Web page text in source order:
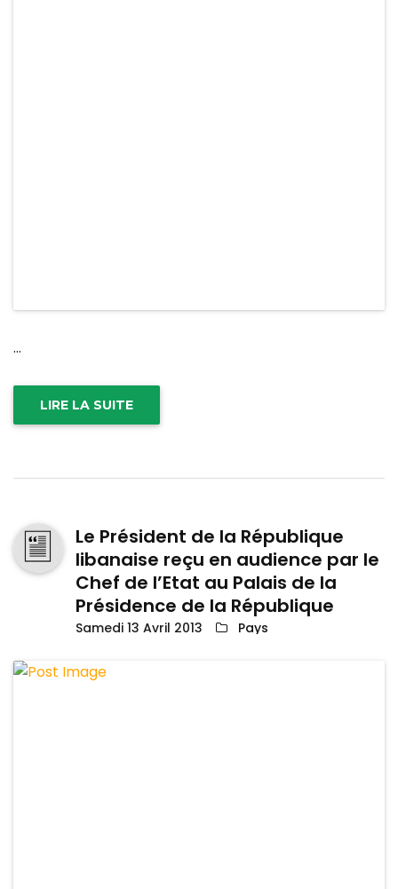
...
LIRE LA SUITE
Le Président de la République
libanaise reçu en audience par le
Chef de l’Etat au Palais de la
Présidence de la République
Samedi 13 Avril 2013 Pays